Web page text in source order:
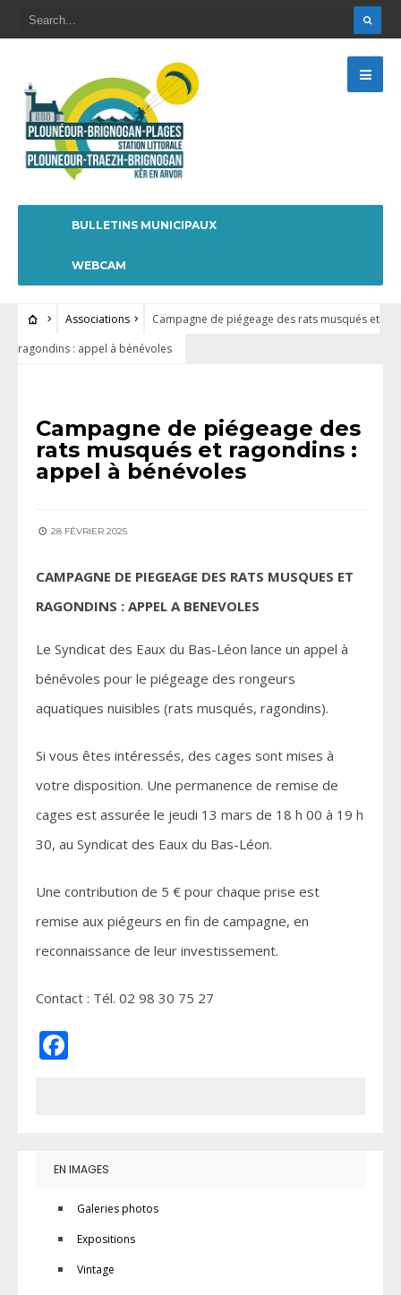
BULLETINS MUNICIPAUX
WEBCAM
Associations
Campagne de piégeage des rats musqués et
ragondins : appel à bénévoles
Campagne de piégeage des
rats musqués et ragondins :
appel à bénévoles
28 FÉVRIER 2025
CAMPAGNE DE PIEGEAGE DES RATS MUSQUES ET
RAGONDINS : APPEL A BENEVOLES
Le Syndicat des Eaux du Bas-Léon lance un appel à
bénévoles pour le piégeage des rongeurs
aquatiques nuisibles (rats musqués, ragondins).
Si vous êtes intéressés, des cages sont mises à
votre disposition. Une permanence de remise de
cages est assurée le jeudi 13 mars de 18 h 00 à 19 h
30, au Syndicat des Eaux du Bas-Léon.
Une contribution de 5 € pour chaque prise est
remise aux piégeurs en fin de campagne, en
reconnaissance de leur investissement.
Contact : Tél. 02 98 30 75 27
EN IMAGES
Galeries photos
Expositions
Vintage